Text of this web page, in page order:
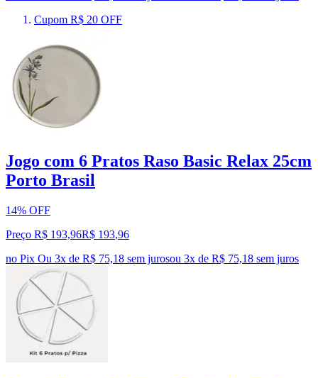
Cupom R$ 20 OFF
Jogo com 6 Pratos Raso Basic Relax 25cm
Porto Brasil
14% OFF
Preço R$ 193,96R$ 193,96
no Pix Ou 3x de R$ 75,18 sem jurosou 3x de R$ 75,18 sem juros